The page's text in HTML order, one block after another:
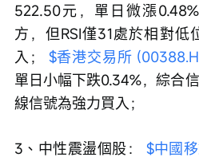
522.50元，單日微漲
方，但RSI僅31處於相對低
入； $香港交易所
單日小幅下跌0.34%，綜合
線信號為強力買入；
3、中性震盪個股： $中國